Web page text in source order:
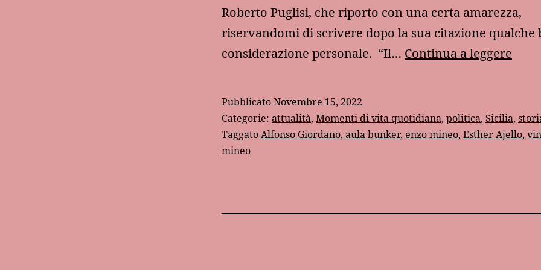
Roberto Puglisi, che riporto con una certa amarezza,
riservandomi di scrivere dopo la sua citazione qualche
considerazione personale. “Il… Continua a leggere
sua
PubblicatoNovembre 15, 2022
Categorie: attualità, Momenti di vita quotidiana, politica, Sicilia,
TaggatoAlfonso Giordano, aula bunker, enzo mineo, Esther Ajello,
mineo